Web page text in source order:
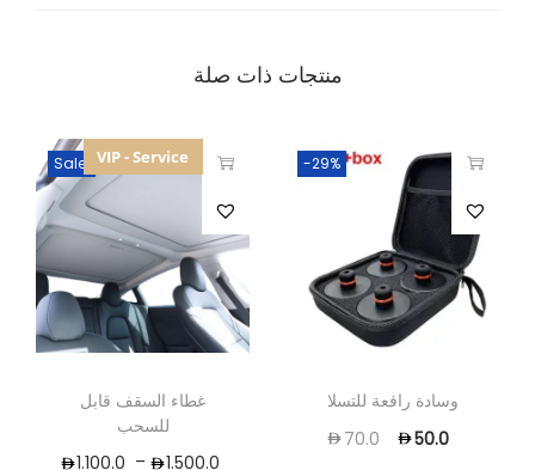
منتجات ذات صلة
Sale! VIP - Service
غطاء السقف قابل
للسحب
1.100.0 – 1.500.0
-29%
وسادة رافعة للتسلا
70.0
50.0